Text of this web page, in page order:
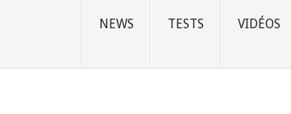
NEWS TESTS VIDÉOS